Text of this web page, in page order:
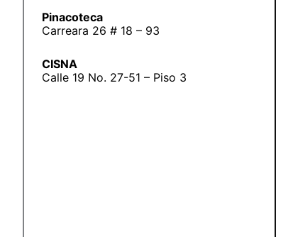
Pinacoteca
Carreara 26 # 18 – 93
CISNA
Calle 19 No. 27-51 – Piso 3